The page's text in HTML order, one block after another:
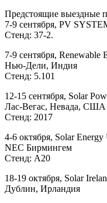
Предстоящие выездные
7-9 сентября, PV
Стенд: 37-2.
7-9 сентября, Renewable
Нью-Дели, Индия
Стенд: 5.101
12-15 сентября, Solar
Лас-Вегас, Невада, США
Стенд: 2017
4-6 октября, Solar
NEC Бирмингем
Стенд: A20
18-19 октября, Solar
Дублин, Ирландия